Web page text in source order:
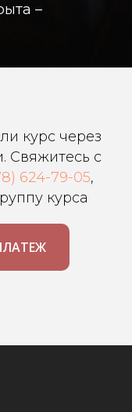
–
курс через
Свяжитесь с
624-79-05,
курса